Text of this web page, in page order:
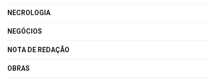
NECROLOGIA
NEGÓCIOS
NOTA DE REDAÇÃO
OBRAS